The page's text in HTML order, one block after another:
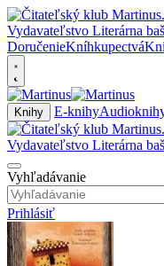
DoručenieKníhkupectvá
Knihy E-knihy
Vyhľadávanie
Prihlásiť